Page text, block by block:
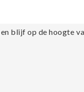
blijf op de hoogte